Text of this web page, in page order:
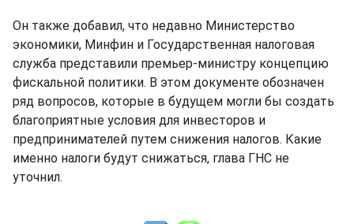
Он также добавил, что недавно Министерство
экономики, Минфин и Государственная налоговая
служба представили премьер-министру концепцию
фискальной политики. В этом документе обозначен
ряд вопросов, которые в будущем могли бы создать
благоприятные условия для инвесторов и
предпринимателей путем снижения налогов. Какие
именно налоги будут снижаться, глава ГНС не
уточнил.